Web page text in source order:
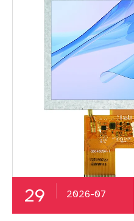
29 2026-07